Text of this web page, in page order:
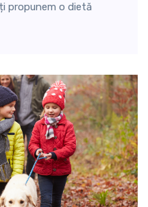
propunem o dietă